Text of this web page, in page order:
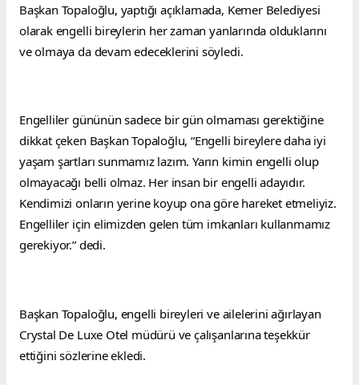
Başkan Topaloğlu, yaptığı açıklamada, Kemer Belediyesi
olarak engelli bireylerin her zaman yanlarında olduklarını
ve olmaya da devam edeceklerini söyledi.
Engelliler gününün sadece bir gün olmaması gerektiğine
dikkat çeken Başkan Topaloğlu, “Engelli bireylere daha iyi
yaşam şartları sunmamız lazım. Yarın kimin engelli olup
olmayacağı belli olmaz. Her insan bir engelli adayıdır.
Kendimizi onların yerine koyup ona göre hareket etmeliyiz.
Engelliler için elimizden gelen tüm imkanları kullanmamız
gerekiyor.” dedi.
Başkan Topaloğlu, engelli bireyleri ve ailelerini ağırlayan
Crystal De Luxe Otel müdürü ve çalışanlarına teşekkür
ettiğini sözlerine ekledi.